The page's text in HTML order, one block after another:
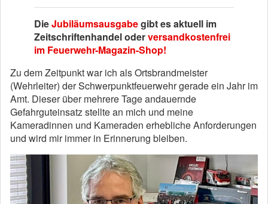
DieJubiläumsausgabegibt es aktuell im
Zeitschriftenhandel oderversandkostenfrei
im Feuerwehr-Magazin-Shop!
Zu dem Zeitpunkt war ich als Ortsbrandmeister
(Wehrleiter) der Schwerpunktfeuerwehr gerade ein Jahr im
Amt. Dieser über mehrere Tage andauernde
Gefahrguteinsatz stellte an mich und meine
Kameradinnen und Kameraden erhebliche Anforderungen
und wird mir immer in Erinnerung bleiben.